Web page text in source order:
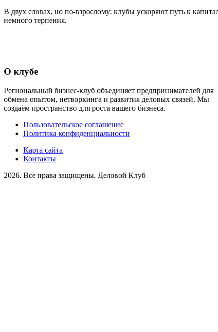
В двух словах, но по‑взрослому: клубы ускоряют путь к
немного терпения.
О клубе
Региональный бизнес-клуб объединяет предпринимателей для
обмена опытом, нетворкинга и развития деловых связей. Мы
создаём пространство для роста вашего бизнеса.
Пользовательское соглашение
Политика конфиденциальности
Карта сайта
Контакты
2026. Все права защищены. Деловой Клуб